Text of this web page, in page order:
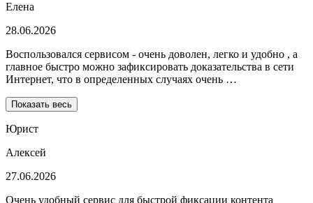
Елена
28.06.2026
Воспользовался сервисом - очень доволен, легко и удобно , а
главное быстро можно зафиксировать доказательства в сети
Интернет, что в определенных случаях очень …
Показать весь
Юрист
Алексей
27.06.2026
Очень удобный сервис для быстрой фиксации контента